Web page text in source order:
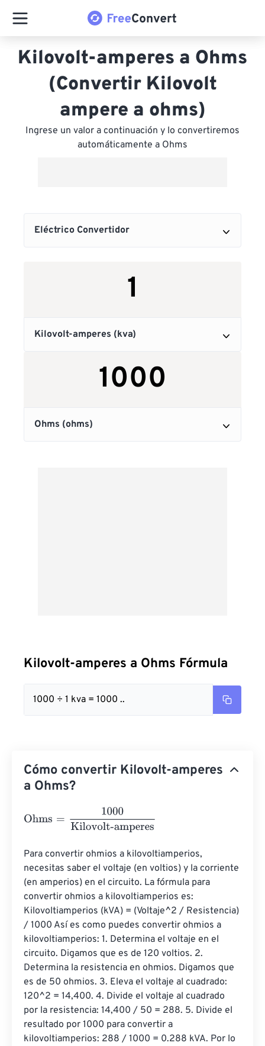
Kilovolt-amperes a Ohms
(Convertir Kilovolt
ampere a ohms)
Ingrese un valor a continuación y lo convertiremos
automáticamente a Ohms
Kilovolt-amperes a Ohms Fórmula
1000 ÷ 1 kva = 1000 ..
Cómo convertir Kilovolt-amperes
a Ohms?
Ohms Kilovolt-amperes
Para convertir ohmios a kilovoltiamperios,
necesitas saber el voltaje (en voltios) y la corriente
(en amperios) en el circuito. La fórmula para
convertir ohmios a kilovoltiamperios es:
Kilovoltiamperios (kVA) = (Voltaje^2 / Resistencia)
/ 1000 Así es como puedes convertir ohmios a
kilovoltiamperios: 1. Determina el voltaje en el
circuito. Digamos que es de 120 voltios. 2.
Determina la resistencia en ohmios. Digamos que
es de 50 ohmios. 3. Eleva el voltaje al cuadrado:
120^2 = 14,400. 4. Divide el voltaje al cuadrado
por la resistencia: 14,400 / 50 = 288. 5. Divide el
resultado por 1000 para convertir a
kilovoltiamperios: 288 / 1000 = 0.288 kVA. Por lo